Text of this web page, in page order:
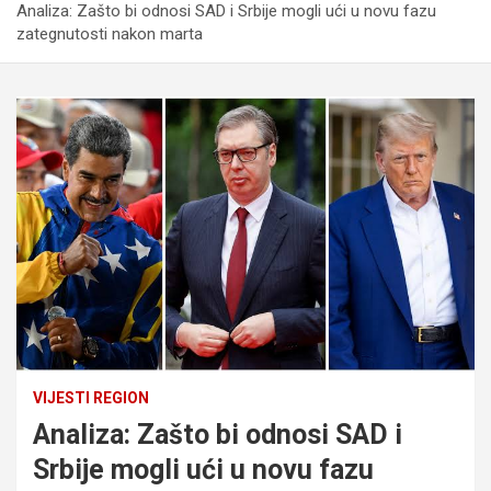
Analiza: Zašto bi odnosi SAD i Srbije mogli ući u novu fazu
zategnutosti nakon marta
VIJESTI REGION
Analiza: Zašto bi odnosi SAD i
Srbije mogli ući u novu fazu